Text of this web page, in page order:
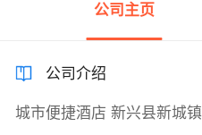
公司主页
公司介绍
城市便捷酒店 新兴县新城